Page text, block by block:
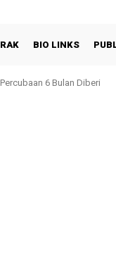
BIO LINKS
6 Bulan Diberi